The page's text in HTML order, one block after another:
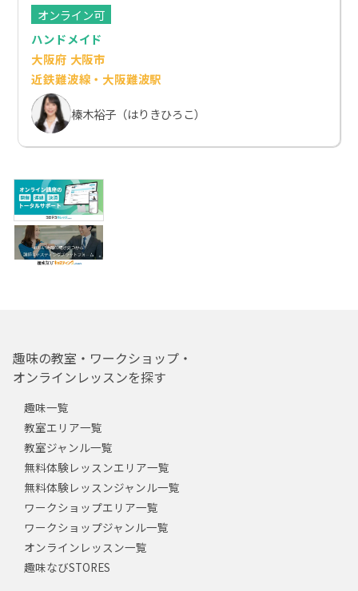
オンライン可
ハンドメイド
大阪府 大阪市
近鉄難波線・大阪難波駅
榛木裕子（はりきひろこ）
趣味の教室・ワークショップ・
オンラインレッスンを探す
趣味一覧
教室エリア一覧
教室ジャンル一覧
無料体験レッスンエリア一覧
無料体験レッスンジャンル一覧
ワークショップエリア一覧
ワークショップジャンル一覧
オンラインレッスン一覧
趣味なびSTORES